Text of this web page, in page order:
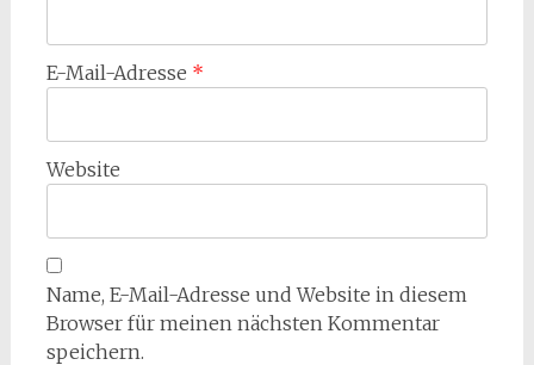
E-Mail-Adresse *
Website
Name, E-Mail-Adresse und Website in diesem
Browser für meinen nächsten Kommentar
speichern.